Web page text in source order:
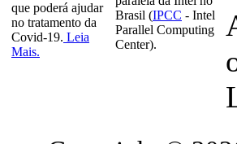
que poderá ajudar
no tratamento da
Covid-19. Leia
Mais.
Brasil (IPCC - Intel
Parallel Computing
Center).